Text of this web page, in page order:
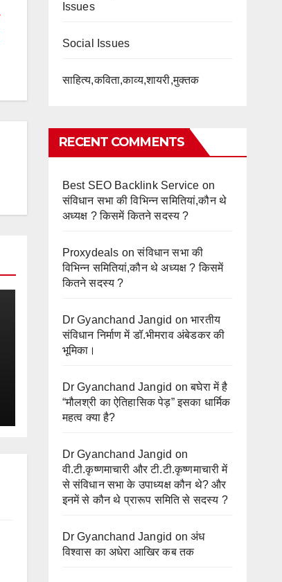
Issues
Social Issues
साहित्य,कविता,काव्य,शायरी,मुक्तक
RECENT COMMENTS
Best SEO Backlink Service on
संविधान सभा की विभिन्न समितियां,कौन थे
अध्यक्ष ? किसमें कितने सदस्य ?
Proxydeals onसंविधान सभा की
विभिन्न समितियां,कौन थे अध्यक्ष ? किसमें
कितने सदस्य ?
Dr Gyanchand Jangid onभारतीय
संविधान निर्माण में डॉ.भीमराव अंबेडकर की
भूमिका।
Dr Gyanchand Jangid onबघेरा में है
“मौलश्री का ऐतिहासिक पेड़” इसका धार्मिक
महत्व क्या है?
Dr Gyanchand Jangid on
वी.टी.कृष्णमाचारी और टी.टी.कृष्णमाचारी में
से संविधान सभा के उपाध्यक्ष कौन थे? और
इनमें से कौन थे प्रारूप समिति से सदस्य ?
Dr Gyanchand Jangid onअंध
विश्वास का अधेरा आखिर कब तक